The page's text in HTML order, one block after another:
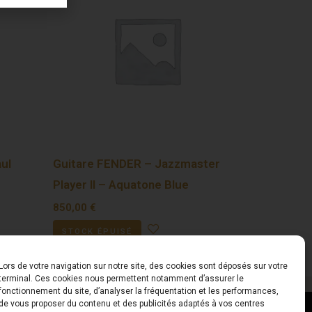
de votre navigation sur notre site, des cookies sont déposés sur votre
Ces cookies nous permettent notamment d’assurer le
du site, d’analyser la fréquentation et les performances,
vous proposer du contenu et des publicités adaptés à vos centres
Guitare FENDER – Jazzmaster
Player II – Aquatone Blue
850,00 €
STOCK ÉPUISÉ